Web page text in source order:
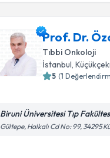
Prof. Dr.
Tıbbi Onkoloji
İstanbul,
5 (1
Biruni Üniversitesi Tıp
Gültepe, Halkalı Cd No: 99, 34295